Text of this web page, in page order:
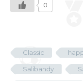
0
Classic
Salibandy